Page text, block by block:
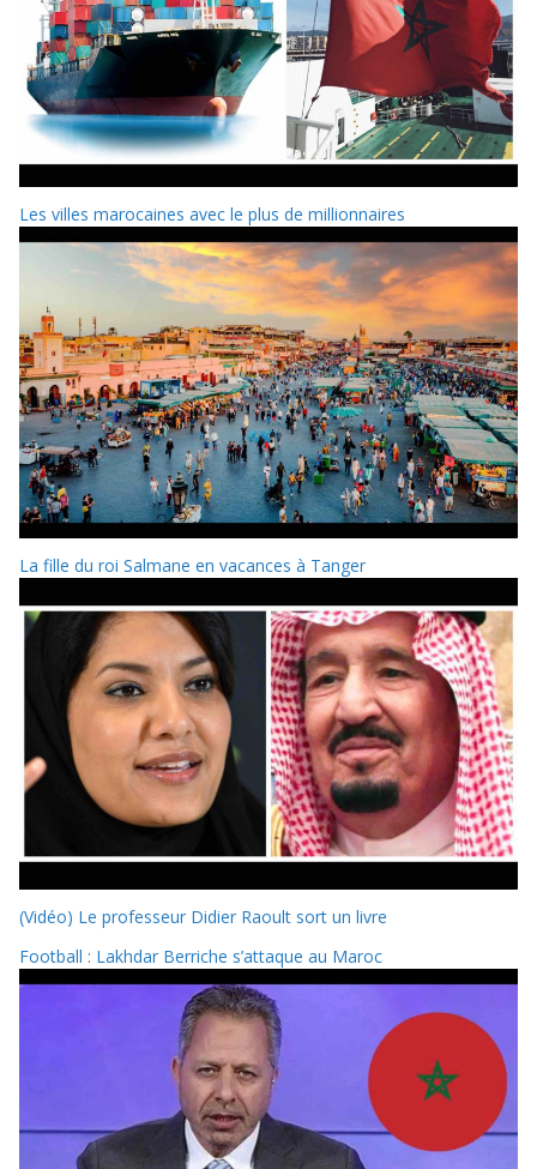
Les villes marocaines avec le plus de millionnaires
La fille du roi Salmane en vacances à Tanger
(Vidéo) Le professeur Didier Raoult sort un livre
Football : Lakhdar Berriche s’attaque au Maroc